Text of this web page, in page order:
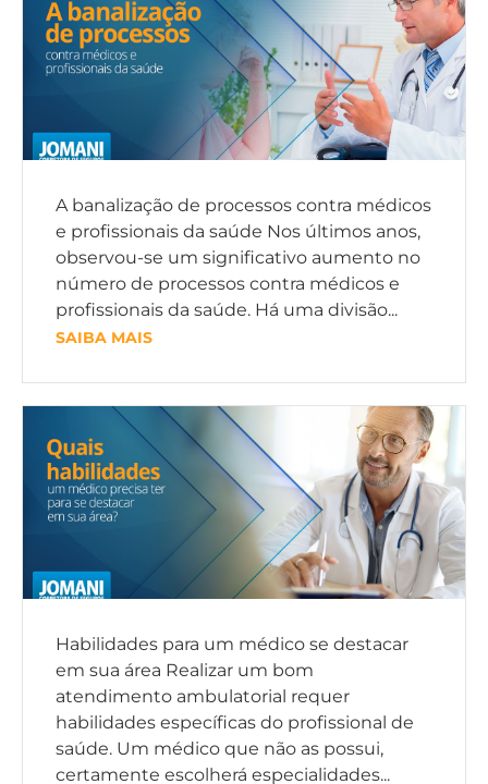
A banalização de processos contra médicos
e profissionais da saúde Nos últimos anos,
observou-se um significativo aumento no
número de processos contra médicos e
profissionais da saúde. Há uma divisão...
SAIBA MAIS
Habilidades para um médico se destacar
em sua área Realizar um bom
atendimento ambulatorial requer
habilidades específicas do profissional de
saúde. Um médico que não as possui,
certamente escolherá especialidades...